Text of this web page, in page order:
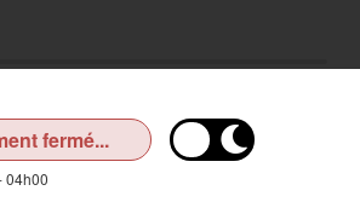
fermé...
04h00